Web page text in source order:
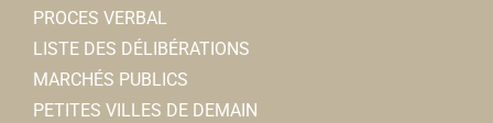
PROCES VERBAL
LISTE DES DÉLIBÉRATIONS
MARCHÉS PUBLICS
PETITES VILLES DE DEMAIN